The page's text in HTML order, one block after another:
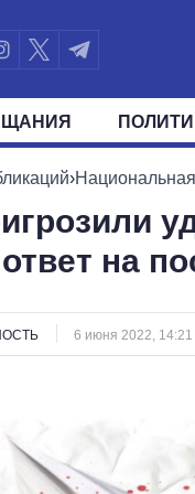
ПРЕЗИДЕНТ И
›
на
6 июня 2022, 14:21